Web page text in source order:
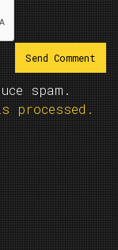
spam.
processed.